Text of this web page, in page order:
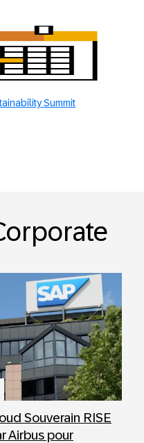
Summit
Souverain RISE
Airbus pour